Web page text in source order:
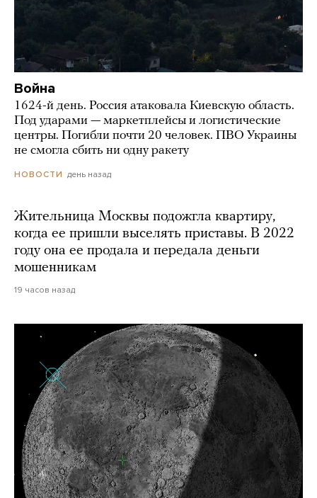
Война
1624-й день. Россия атаковала Киевскую область.
Под ударами — маркетплейсы и логистические
центры. Погибли почти 20 человек. ПВО Украины
не смогла сбить ни одну ракету
НОВОСТИ день назад
Жительница Москвы подожгла квартиру,
когда ее пришли выселять приставы. В 2022
году она ее продала и передала деньги
мошенникам
19 часов назад